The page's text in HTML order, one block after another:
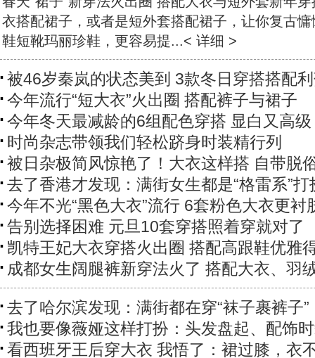
衣搭配裙子，或者是短外套搭配裙子，让你复古
鞋短靴玛丽珍鞋，更容易提...< 详细 >
被46岁秦岚的状态美到 3款冬日穿搭搭配
今年流行“短大衣”火出圈 搭配裤子与裙子
今年冬天最减龄的6组配色穿搭 显白又高级
时尚杂志带领我们轻松跻身时装精行列
被日杂极简风惊艳了！大衣这样搭 自带脱
去了香港才发现：满街女生都是“格雷系”打
今年不光“黑色大衣”流行 6套粉色大衣更衬
告别选择困难 元旦10套穿搭照着穿就对了
凯特王妃大衣穿搭火出圈 搭配高跟鞋优雅
成都女生阔腿裤新穿法火了 搭配大衣、羽
去了哈尔滨发现：满街都在穿“袜子裹裤子”
我也要像薇娅这样打扮：头发盘起、配饰
看西班牙王后穿大衣 我悟了：裙过膝，衣